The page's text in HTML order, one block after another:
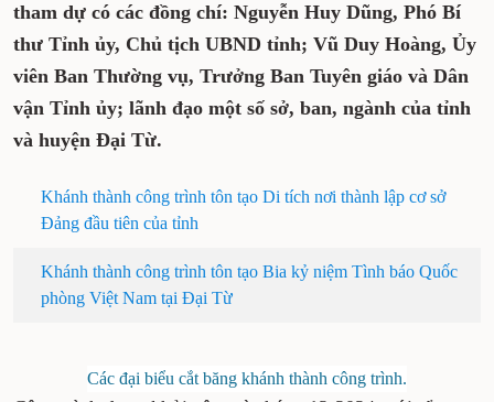
tham dự có các đồng chí: Nguyễn Huy Dũng, Phó Bí
thư Tỉnh ủy, Chủ tịch UBND tỉnh; Vũ Duy Hoàng, Ủy
viên Ban Thường vụ, Trưởng Ban Tuyên giáo và Dân
vận Tỉnh ủy; lãnh đạo một số sở, ban, ngành của tỉnh
và huyện Đại Từ.
Khánh thành công trình tôn tạo Di tích nơi thành lập cơ sở
Đảng đầu tiên của tỉnh
Khánh thành công trình tôn tạo Bia kỷ niệm Tình báo Quốc
phòng Việt Nam tại Đại Từ
Các đại biểu cắt băng khánh thành công trình.